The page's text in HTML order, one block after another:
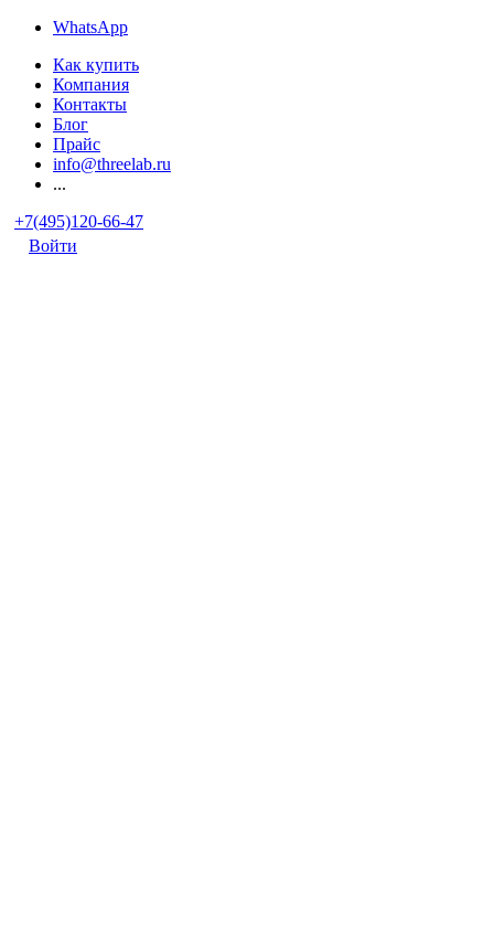
WhatsApp
Как купить
Компания
Контакты
Блог
Прайс
info@threelab.ru
...
+7(495)120-66-47
Войти